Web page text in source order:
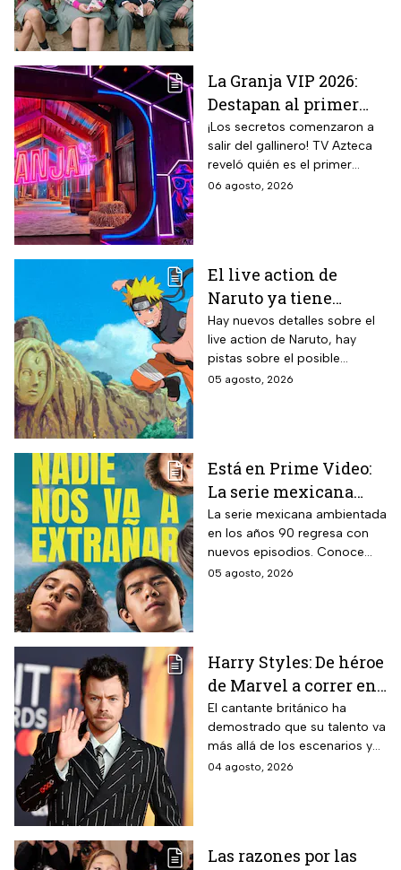
La Granja VIP 2026:
Destapan al primer
participante del
reality más viral de la
televisión mexicana
¡Los secretos comenzaron a
salir del gallinero! TV Azteca
reveló quién es el primer
granjero confirmado para la
06 agosto, 2026
El live action de
Naruto ya tiene
director y así avanza
el casting de la
película
Hay nuevos detalles sobre el
live action de Naruto, hay
pistas sobre el posible
enfoque de la historia y
05 agosto, 2026
Está en Prime Video:
La serie mexicana
noventera de la que
todos están hablando
y que se ve en un fin
de semana
La serie mexicana ambientada
en los años 90 regresa con
nuevos episodios. Conoce
cuándo se estrena, qué
05 agosto, 2026
Harry Styles: De héroe
de Marvel a correr en
Chapultepec; las
apariciones del
cantante en el cine
El cantante británico ha
demostrado que su talento va
más allá de los escenarios y
ha llegado a la pantalla
04 agosto, 2026
Las razones por las